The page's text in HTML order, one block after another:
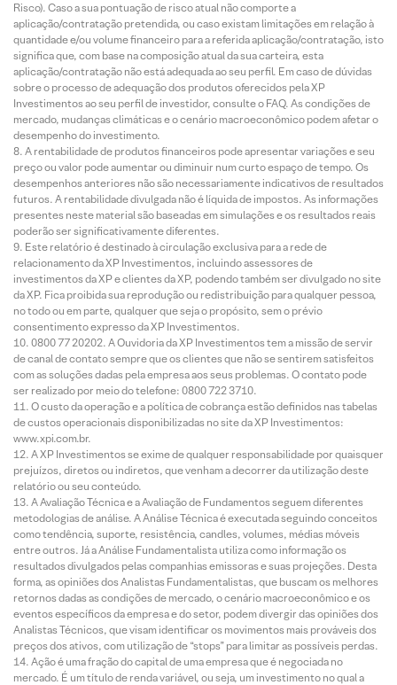
Risco). Caso a sua pontuação de risco atual não comporte a
aplicação/contratação pretendida, ou caso existam limitações em relação à
quantidade e/ou volume financeiro para a referida aplicação/contratação, isto
significa que, com base na composição atual da sua carteira, esta
aplicação/contratação não está adequada ao seu perfil. Em caso de dúvidas
sobre o processo de adequação dos produtos oferecidos pela XP
Investimentos ao seu perfil de investidor, consulte o FAQ. As condições de
mercado, mudanças climáticas e o cenário macroeconômico podem afetar o
desempenho do investimento.
A rentabilidade de produtos financeiros pode apresentar variações e seu
preço ou valor pode aumentar ou diminuir num curto espaço de tempo. Os
desempenhos anteriores não são necessariamente indicativos de resultados
futuros. A rentabilidade divulgada não é líquida de impostos. As informações
presentes neste material são baseadas em simulações e os resultados reais
poderão ser significativamente diferentes.
Este relatório é destinado à circulação exclusiva para a rede de
relacionamento da XP Investimentos, incluindo assessores de
investimentos da XP e clientes da XP, podendo também ser divulgado no site
da XP. Fica proibida sua reprodução ou redistribuição para qualquer pessoa,
no todo ou em parte, qualquer que seja o propósito, sem o prévio
consentimento expresso da XP Investimentos.
0800 77 20202. A Ouvidoria da XP Investimentos tem a missão de servir
de canal de contato sempre que os clientes que não se sentirem satisfeitos
com as soluções dadas pela empresa aos seus problemas. O contato pode
ser realizado por meio do telefone: 0800 722 3710.
O custo da operação e a política de cobrança estão definidos nas tabelas
de custos operacionais disponibilizadas no site da XP Investimentos:
www.xpi.com.br.
A XP Investimentos se exime de qualquer responsabilidade por quaisquer
prejuízos, diretos ou indiretos, que venham a decorrer da utilização deste
relatório ou seu conteúdo.
A Avaliação Técnica e a Avaliação de Fundamentos seguem diferentes
metodologias de análise. A Análise Técnica é executada seguindo conceitos
como tendência, suporte, resistência, candles, volumes, médias móveis
entre outros. Já a Análise Fundamentalista utiliza como informação os
resultados divulgados pelas companhias emissoras e suas projeções. Desta
forma, as opiniões dos Analistas Fundamentalistas, que buscam os melhores
retornos dadas as condições de mercado, o cenário macroeconômico e os
eventos específicos da empresa e do setor, podem divergir das opiniões dos
Analistas Técnicos, que visam identificar os movimentos mais prováveis dos
preços dos ativos, com utilização de “stops” para limitar as possíveis perdas.
Ação é uma fração do capital de uma empresa que é negociada no
mercado. É um título de renda variável, ou seja, um investimento no qual a